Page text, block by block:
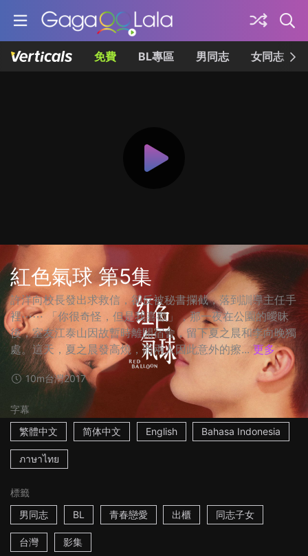
免費 BL專區 男同志 女同志
紅色氣球 第5集
許洋向校長發出求救信，卻反被秘書攔截，落到訓導主任手
裡⋯⋯ 「你很奇怪，但是我喜歡」，那一夜在公園的曖昧
後，室友江泰山因故暫時離開宿舍，留下夏之晨和李向晚獨
處。這天，夏之晨發高燒，而兩人因此意外的擦... 更多
10m台灣2017
字幕
繁體中文
简体中文 English Bahasa Indonesia
ภาษาไทย
標籤
男同志
BL 青春戀愛 出櫃 同志子女
台灣 影集